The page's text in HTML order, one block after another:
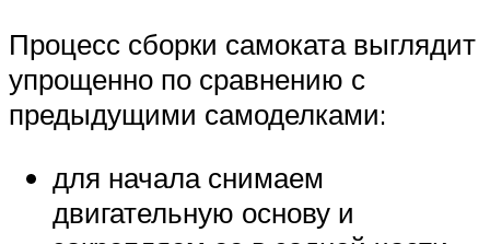
Процесс сборки самоката выглядит
упрощенно по сравнению с
предыдущими самоделками:
для начала снимаем
двигательную основу и